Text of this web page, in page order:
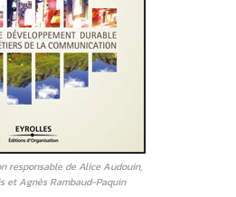
responsable de Alice Audouin,
et Agnès Rambaud-Paquin